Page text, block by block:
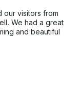
our visitors from
We had a great
and beautiful